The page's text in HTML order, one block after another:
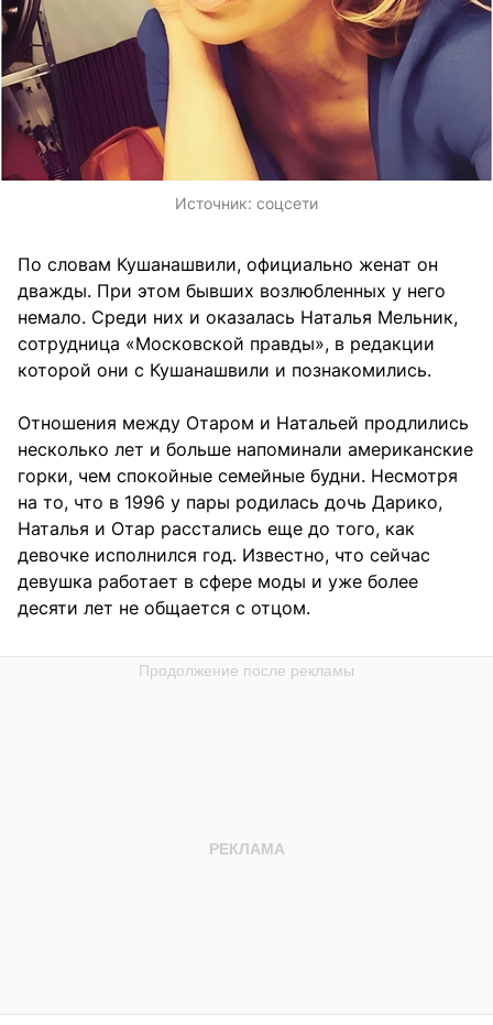
Источник: соцсети
По словам Кушанашвили, официально женат он
дважды. При этом бывших возлюбленных у него
немало. Среди них и оказалась Наталья Мельник,
сотрудница «Московской правды», в редакции
которой они с Кушанашвили и познакомились.
Отношения между Отаром и Натальей продлились
несколько лет и больше напоминали американские
горки, чем спокойные семейные будни. Несмотря
на то, что в 1996 у пары родилась дочь Дарико,
Наталья и Отар расстались еще до того, как
девочке исполнился год. Известно, что сейчас
девушка работает в сфере моды и уже более
десяти лет не общается с отцом.